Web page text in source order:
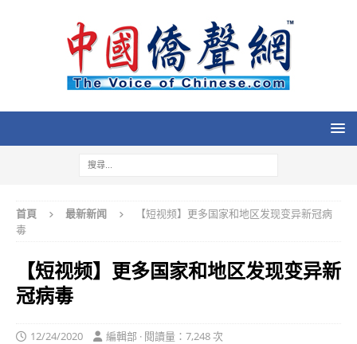
首頁 最新新闻
【短视频】更多国家和地区发现变异新冠病
毒
【短视频】更多国家和地区发现变异新
冠病毒
12/24/2020 編輯部 · 閱讀量：7,248 次